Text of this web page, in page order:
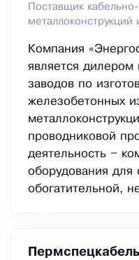
Поставщик
Компания
является
заводов по
железобетонных
проводниковой
деятельность –
оборудования для
обогатительной,
Пермспецкабель